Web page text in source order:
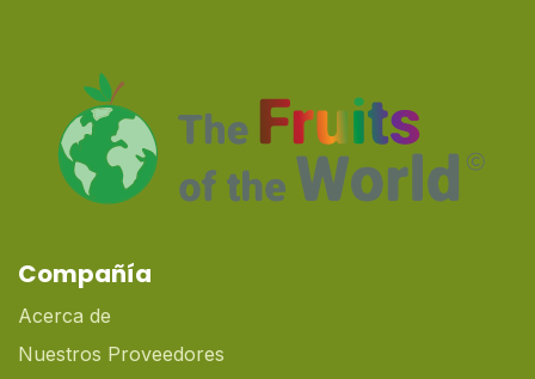
Compañía
Acerca de
Nuestros Proveedores